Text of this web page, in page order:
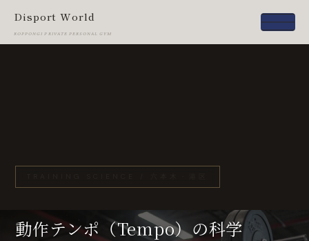
Disport World
ROPPONGI PRIVATE PERSONAL GYM
動作テンポ（Tempo）の科学